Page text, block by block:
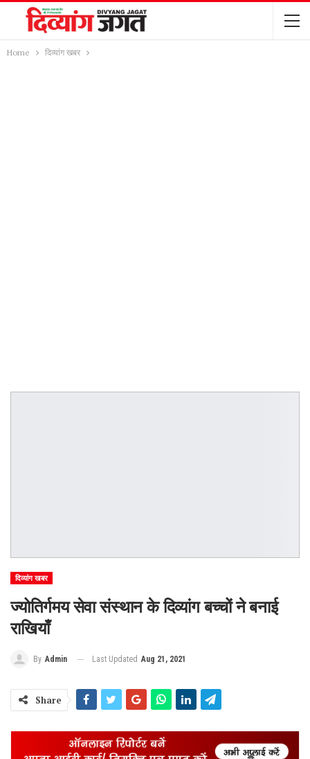
Home दिव्यांग खबर
दिव्यांग खबर
ज्योतिर्गमय सेवा संस्थान के दिव्यांग बच्चों ने बनाई
राखियाँ
By Admin Last Updated Aug 21, 2021
Share